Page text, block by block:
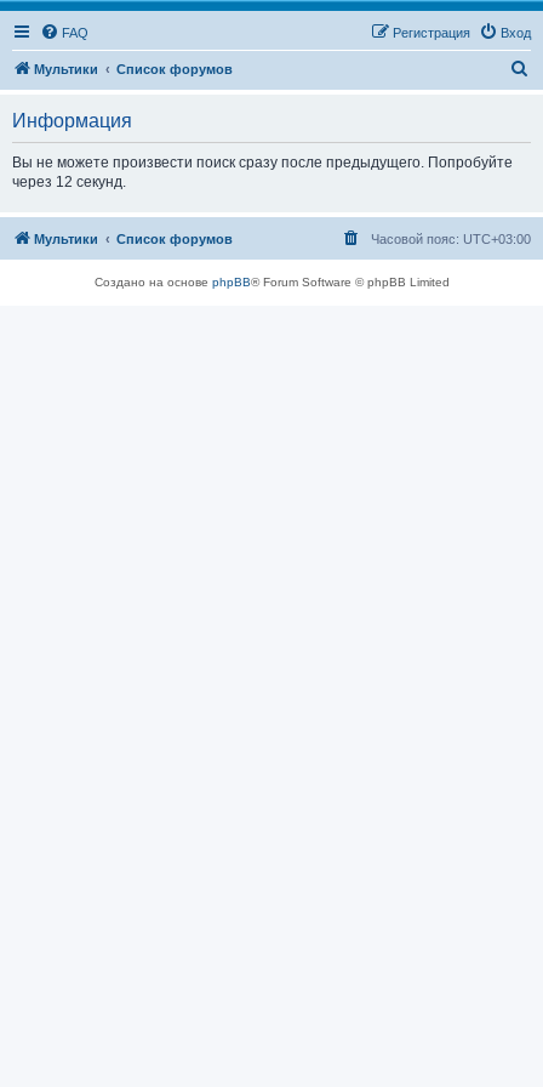
FAQ Вход
Регистрация
Мультики Список форумов
Информация
Вы не можете произвести поиск сразу после предыдущего. Попробуйте
через 12 секунд.
Мультики Список форумов Часовой пояс: UTC+03:00
Создано на основе phpBB® Forum Software © phpBB Limited